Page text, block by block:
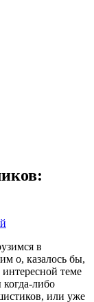
в
о, казалось бы,
теме
либо
или уже